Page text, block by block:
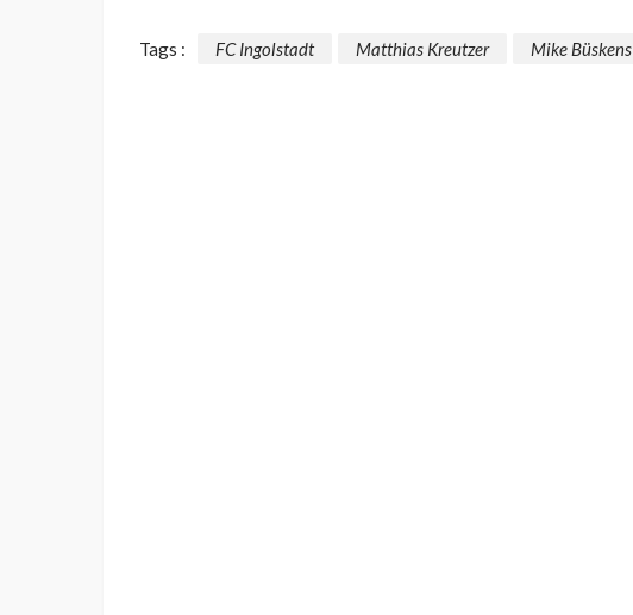
Tags : FC Ingolstadt Matthias Kreutzer Mike Büskens